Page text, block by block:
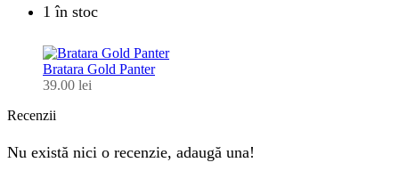
1 în stoc
Bratara Gold Panter
39.00 lei
Recenzii
Nu există nici o recenzie, adaugă una!